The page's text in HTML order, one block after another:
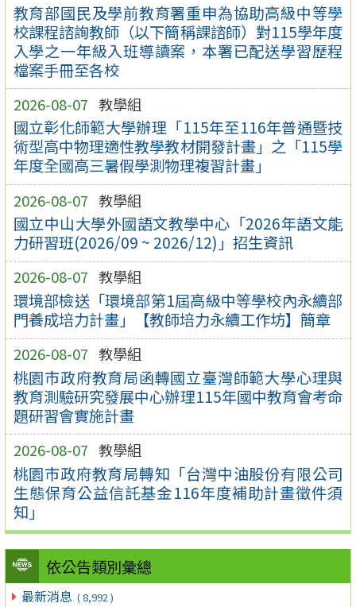
教育部國民及學前教育署重申為協助高級中等學
校課程諮詢教師（以下簡稱課諮師）對115學年度
入學之一年級入班導讀案，本署已配送學習歷程
檔案手冊至各校
2026-08-07 教學組
國立彰化師範大學辦理「115年至116年普通暨技
術型高中物理適性教學教材開發計畫」之「115學
年度全國高三暑假學測物理複習計畫」
2026-08-07 教學組
國立中山大學外國語文教學中心「2026年語文能
力研習班(2026/09 ~ 2026/12)」招生資訊
2026-08-07 教學組
環境部檢送「環境部第1屆高級中等學校內永續部
門養成培力計畫」【教師培力永續工作坊】簡章
2026-08-07 教學組
桃園市政府教育局函轉國立臺灣師範大學心理與
教育測驗研究發展中心辦理115年國中教育會考命
題研習會實施計畫
2026-08-07 教學組
桃園市政府教育局轉知「台灣中油股份有限公司
生態保育公益信託基金116年度補助計畫徵件須
知」
依公告類別彙總
最新消息 ( 8,992 )